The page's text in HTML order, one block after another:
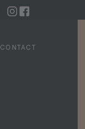
CONTACT